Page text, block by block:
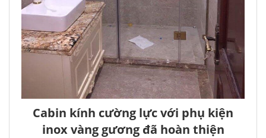
Cabin kính cường lực với phụ kiện
inox vàng gương đã hoàn thiện